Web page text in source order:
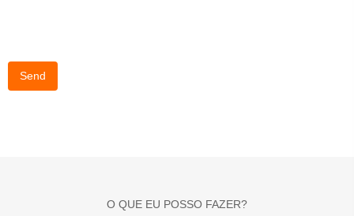
Send
O QUE EU POSSO FAZER?